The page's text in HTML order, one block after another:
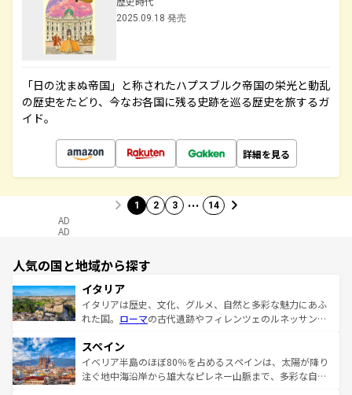
2025.09.18 発売
「日の沈まぬ帝国」と称されたハプスブルク帝国の栄光と動乱
の歴史をたどり、今なお各国に残る史跡を巡る歴史を旅するガ
イド。
詳細を見る
1 2 3 … 14
AD
AD
人気の国と地域から探す
イタリア
イタリアは歴史、文化、グルメ、自然と多彩な魅力にあふ
れた国。 ローマの古代遺跡やフィレンツェのルネッサンス
ろん、トスカーナの美しい田園風景やアマルフィ海岸の絶
景など、自然景観も見逃せない。観光の合間には、本場の
ピザやパスタなど、絶品のイタリア料理を堪能することも
スペイン
イベリア半島のほぼ80％を占めるスペインは、太陽が降り
注ぐ地中海沿岸から雄大なピレネー山脈まで、多彩な自然